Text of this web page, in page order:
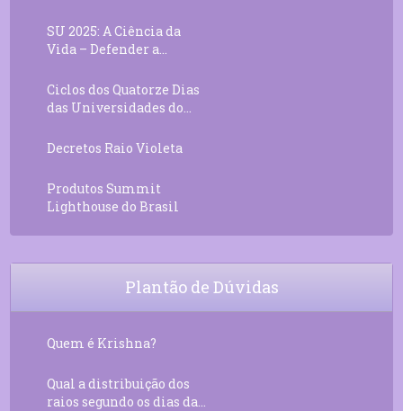
SU 2025: A Ciência da
Vida – Defender a...
Ciclos dos Quatorze Dias
das Universidades do...
Decretos Raio Violeta
Produtos Summit
Lighthouse do Brasil
Plantão de Dúvidas
Quem é Krishna?
Qual a distribuição dos
raios segundo os dias da...